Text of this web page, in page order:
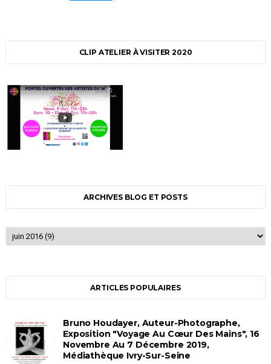
CLIP ATELIER À VISITER 2020
ARCHIVES BLOG ET POSTS
ARTICLES POPULAIRES
Bruno Houdayer, Auteur-Photographe,
Exposition "Voyage Au Cœur Des Mains", 16
Novembre Au 7 Décembre 2019,
Médiathèque Ivry-Sur-Seine